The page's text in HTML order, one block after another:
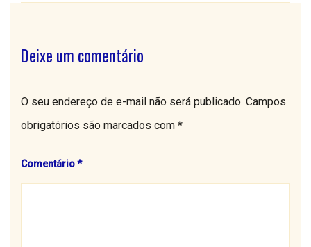
Deixe um comentário
O seu endereço de e-mail não será publicado. Campos
obrigatórios são marcados com *
Comentário*